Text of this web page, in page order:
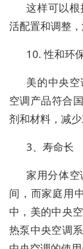
这样可以
活配置和调整，
10. 性和环
美的中央
空调产品符合
剂和材料，减
3、寿命长
家用分体
间，而家庭用
中，美的中央
热泵中央空调